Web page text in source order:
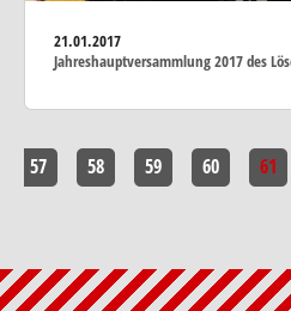
21.01.2017
Jahreshauptversammlung 2017 des
57 58 59 60 61